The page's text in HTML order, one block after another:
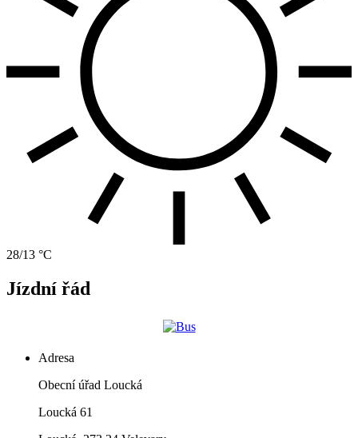
28/13 °C
Jízdní řád
Adresa
Obecní úřad Loucká
Loucká 61